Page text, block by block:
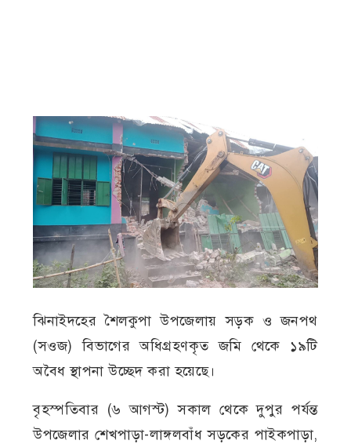
ঝিনাইদহের শৈলকুপা উপজেলায় সড়ক ও জনপথ
(সওজ) বিভাগের অধিগ্রহণকৃত জমি থেকে ১৯টি
অবৈধ স্থাপনা উচ্ছেদ করা হয়েছে।
বৃহস্পতিবার (৬ আগস্ট) সকাল থেকে দুপুর পর্যন্ত
উপজেলার শেখপাড়া-লাঙ্গলবাঁধ সড়কের পাইকপাড়া,